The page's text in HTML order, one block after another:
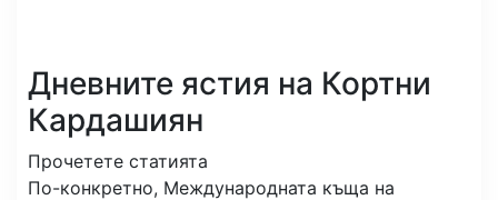
Дневните ястия на Кортни
Кардашиян
Прочетете статията
По-конкретно, Международната къща на